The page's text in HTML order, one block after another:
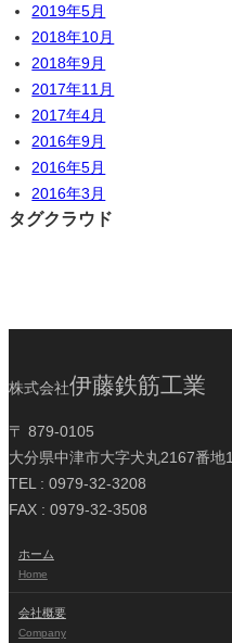
2019年5月
2018年10月
2018年9月
2017年11月
2017年4月
2016年9月
2016年5月
2016年3月
タグクラウド
株式会社伊藤鉄筋工業
〒 879-0105
大分県中津市大字犬丸2167番地1
TEL : 0979-32-3208
FAX : 0979-32-3508
ホーム
Home
会社概要
Company